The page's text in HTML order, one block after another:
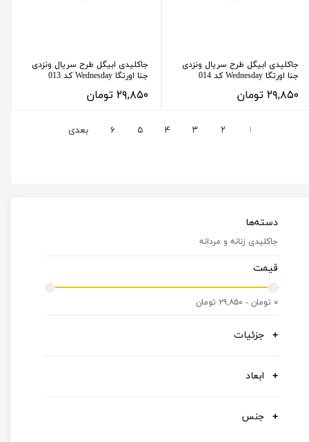
دسته‌ها
جاکلیدی زنانه و مردانه
قیمت
۰ تومان - ۲۹,۸۵۰ تومان
جزئیات
ابعاد
جنس
جاکلیدی ابیگل طرح سریال ونزدی
جنا اورتگا Wednesday کد 014
۲۹,۸۵۰ تومان
جاکلیدی ابیگل طرح سریال ونزدی
جنا اورتگا Wednesday کد 013
۲۹,۸۵۰ تومان
۱ ۲ ۳ ۴ ۵ ۶ بعدی